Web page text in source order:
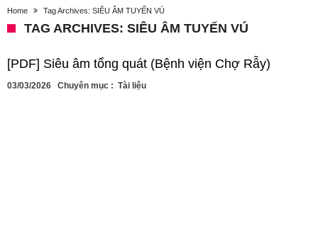
Home Tag Archives: SIÊU ÂM TUYẾN VÚ
TAG ARCHIVES: SIÊU ÂM TUYẾN VÚ
[PDF] Siêu âm tổng quát (Bệnh viện Chợ Rẫy)
03/03/2026 Chuyên mục : Tài liệu